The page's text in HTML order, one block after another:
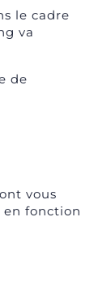
le cadre
va
de
vous
en fonction